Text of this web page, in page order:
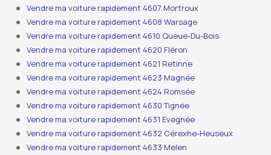
Vendre ma voiture rapidement 4607 Mortroux
Vendre ma voiture rapidement 4608 Warsage
Vendre ma voiture rapidement 4610 Queue-Du-Bois
Vendre ma voiture rapidement 4620 Fléron
Vendre ma voiture rapidement 4621 Retinne
Vendre ma voiture rapidement 4623 Magnée
Vendre ma voiture rapidement 4624 Romsée
Vendre ma voiture rapidement 4630 Tignée
Vendre ma voiture rapidement 4631 Evegnée
Vendre ma voiture rapidement 4632 Cérexhe-Heuseux
Vendre ma voiture rapidement 4633 Melen